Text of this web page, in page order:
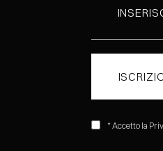
* Accetto la